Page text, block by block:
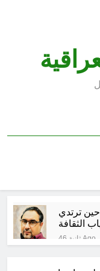
حين ترتدي
الثقافة
46 ثانية Ago